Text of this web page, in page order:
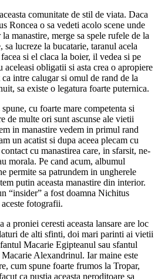
comunitate de stil de viata. Daca
Roncea o sa vedeti acolo scene unde
manastire, merge sa spele rufele de la
sa lucreze la bucatarie, taranul acela
si el claca la boier, il vedea si pe
obligatii si asta crea o apropiere
intre calugar si omul de rand de la
sa existe o legatura foarte puternica.
cu foarte mare competenta si
de multe ori sunt ascunse ale vietii
in manastire vedem in primul rand
un acatist si dupa aceea plecam cu
cu manastirea care, in sfarsit, ne-
morala. Pe cand acum, albumul
permite sa patrundem in ungherele
putin aceasta manastire din interior.
“insider” a fost doamna Nichitus
fotografii.
a proniei ceresti aceasta lansare are loc
de alti sfinti, doi mari parinti ai vietii
Macarie Egipteanul sau sfantul
Alexandrinul. Iar maine este
cum spune foarte frumos la Tropar,
ca pustia aceasta neroditoare sa